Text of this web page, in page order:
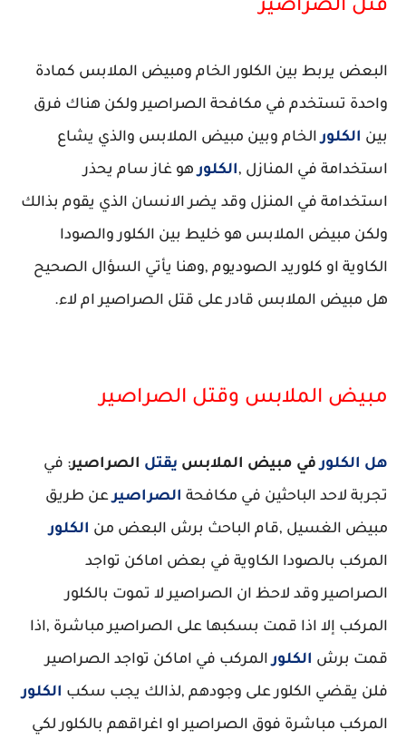
قتل الصراصير
البعض يربط بين الكلور الخام ومبيض الملابس كمادة
واحدة تستخدم في مكافحة الصراصير ولكن هناك فرق
بين الكلورالخام وبين مبيض الملابس والذي يشاع
استخدامة في المنازل ,الكلورهو غاز سام يحذر
استخدامة في المنزل وقد يضر الانسان الذي يقوم بذالك
ولكن مبيض الملابس هو خليط بين الكلور والصودا
الكاوية او كلوريد الصوديوم ,وهنا يأتي السؤال الصحيح
هل مبيض الملابس قادر على قتل الصراصير ام لاء.
مبيض الملابس وقتل الصراصير
هل الكلورفي مبيض الملابس يقتل الصراصير: في
تجربة لاحد الباحثين في مكافحة الصراصيرعن طريق
مبيض الغسيل ,قام الباحث برش البعض من الكلور
المركب بالصودا الكاوية في بعض اماكن تواجد
الصراصير وقد لاحظ ان الصراصير لا تموت بالكلور
المركب إلا اذا قمت بسكبها على الصراصير مباشرة ,اذا
قمت برش الكلورالمركب في اماكن تواجد الصراصير
فلن يقضي الكلور على وجودهم ,لذالك يجب سكب الكلور
المركب مباشرة فوق الصراصير او اغراقهم بالكلور لكي